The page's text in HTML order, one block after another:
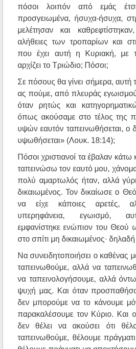
πόσοι λοιπόν από εμάς
προσγειωμένα, ήσυχα-ήσυχα,
μελέτησαν και
αλήθειες των τροπαρίων και
που έχει αυτή η Κυριακή, με
αρχίζει το Τριώδιο; Πόσοι;
Σε πόσους θα γίνει σήμερα, αυτή
ας πούμε, από πλευράς
όταν ρητώς και
όπως ακούσαμε στο τέλος της
υψών εαυτόν ταπεινωθήσεται, ο
υψωθήσεται» (Λουκ. 18:14);
Πόσοι χριστιανοί τα έβαλαν κάτω
ταπεινώσω τον εαυτό μου,
πολύ αμαρτωλός ήταν, αλλά
δικαιωμένος. Τον δικαίωσε ο
να είχε κάποιες αρετές,
υπερηφάνεια, εγωισμό,
εμφανίστηκε ενώπιον του Θεού
στο σπίτι μη δικαιωμένος·
Να συνειδητοποιήσει ο καθένας
ταπεινωθούμε, αλλά να
να ταπεινολογήσουμε, αλλά
ψυχή μας. Και όταν
δεν μπορούμε να το κάνουμε
παρακαλέσουμε τον Κύριο. Και
δεν θέλει να ακούσει ότι
ταπεινωθούμε, θέλουμε